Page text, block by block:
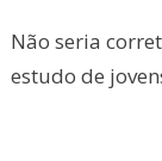
Não seria
estudo de